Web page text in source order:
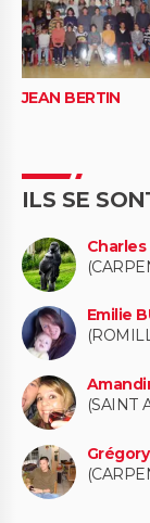
JEAN BERTIN
ILS SE
Charles
Emilie
(SAINT